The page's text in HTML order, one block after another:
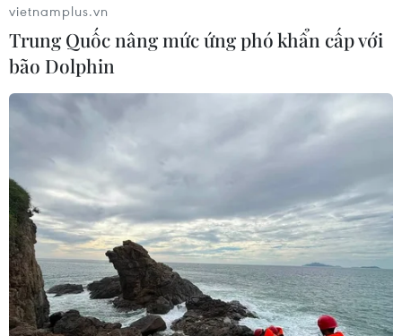
Hungary hưởng cơ chế ưu đãi trong thỏa
vietnamplus.vn
Trung Quốc nâng mức ứng phó khẩn cấp với
bão Dolphin